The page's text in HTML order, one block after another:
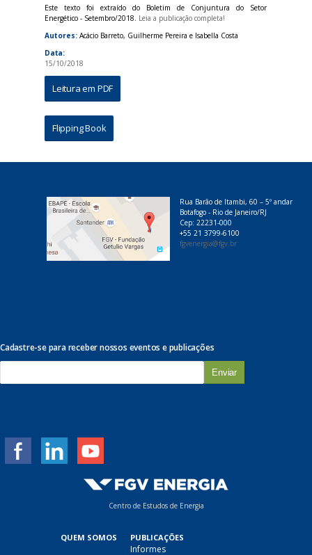
Este texto foi extraído do Boletim de Conjuntura do Setor
Energético - Setembro/2018. Leia a publicação completa!
Autores: Acácio Barreto, Guilherme Pereira e Isabella Costa
Data:
15/10/2018
Leitura em PDF
Flipping Book
Rua Barão de Itambi, 60 – 5º andar
Botafogo - Rio de Janeiro/RJ
Cep: 22231-000
+55 21 3799-6100
fgvenergia@fgv.br
Cadastre-se para receber nossos eventos e publicações
m
Centro de Estudos de Energia
QUEM SOMOS PUBLICAÇÕES
Informes